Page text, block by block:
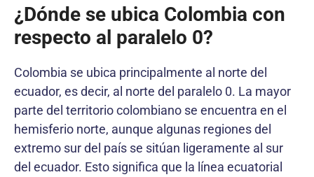
¿Dónde se ubica Colombia con
respecto al paralelo 0?
Colombia se ubica principalmente al norte del
ecuador, es decir, al norte del paralelo 0. La mayor
parte del territorio colombiano se encuentra en el
hemisferio norte, aunque algunas regiones del
extremo sur del país se sitúan ligeramente al sur
del ecuador. Esto significa que la línea ecuatorial